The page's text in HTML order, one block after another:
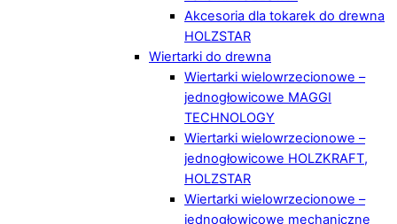
Akcesoria dla tokarek do drewna
HOLZSTAR
Wiertarki do drewna
Wiertarki wielowrzecionowe –
jednogłowicowe MAGGI
TECHNOLOGY
Wiertarki wielowrzecionowe –
jednogłowicowe HOLZKRAFT,
HOLZSTAR
Wiertarki wielowrzecionowe –
jednogłowicowe mechaniczne